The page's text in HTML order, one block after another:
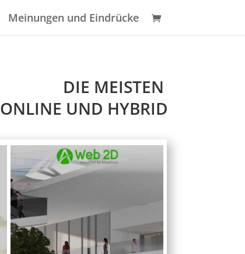
Meinungen und Eindrücke
DIE MEISTEN
ONLINE UND HYBRID